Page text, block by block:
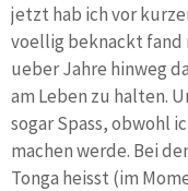
jetzt hab ich vor
voellig beknackt fand
ueber Jahre hinweg
am Leben zu halten.
sogar Spass, obwohl
machen werde. Bei
Tonga heisst (im